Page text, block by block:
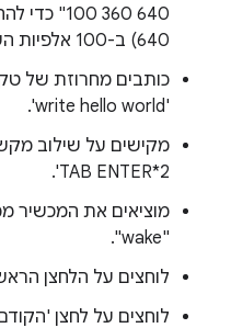
640) ב-100 אלפיות השנייה.
כותבים מחרוזת של
'write hello world'.
מקישים על שילוב
2*TAB ENTER'.
מוציאים את המכשיר
"wake".
לוחצים על הלחצן
לוחצים על לחצן